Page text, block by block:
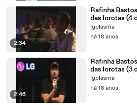
2:34
Rafinha
das lorotas (4
lgplasma
há 18 anos
2:46
Rafinha
das lorotas (3
lgplasma
há 18 anos